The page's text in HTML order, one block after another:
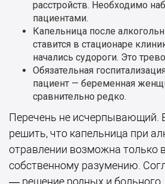
расстройств. Необходимо
пациентами.
Капельница после
ставится в стационаре
начались судороги. Это
Обязательная
пациент — беременная
сравнительно редко.
Перечень не исчерпывающий.
решить, что капельница при
отравлении возможна только
собственному разумению.
— решение родных и